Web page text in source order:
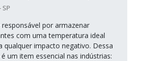
SP
por armazenar
com uma temperatura ideal
qualquer impacto negativo. Dessa
um item essencial nas indústrias: